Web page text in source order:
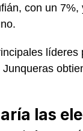
con un
las